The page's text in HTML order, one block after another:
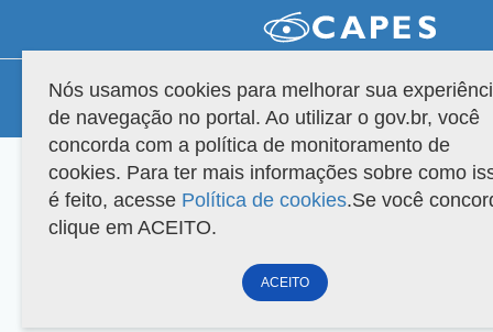
Versão do sistema: 3.88.9 Copyright 2022 Capes. Todos os direitos reservados.
Nós usamos cookies para melhorar sua
de navegação no portal. Ao utilizar o gov.br, você
concorda com a política de monitoramento de
cookies. Para ter mais informações sobre como
é feito, acesse Política de cookies.Se você
clique em ACEITO.
ACEITO